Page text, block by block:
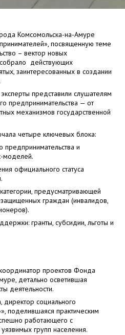
Комсомольска-на-Амуре
посвященную теме
– вектор новых
действующих
заинтересованных в создании
представили слушателям
предпринимательства — от
механизмов государственной
четыре ключевых блока:
предпринимательства и
моделей.
официального статуса
предусматривающей
граждан (инвалидов,
гранты, субсидии, льготы и
проектов Фонда
детально осветившая
деятельности.
директор социального
поделившаяся практическим
работающего с
групп населения.